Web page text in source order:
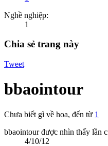
Nghề nghiệp:
1
Chia sẻ trang này
Tweet
bbaointour
Chưa biết gì về hoa, đến từ 1
bbaointour được nhìn thấy lần
4/10/12